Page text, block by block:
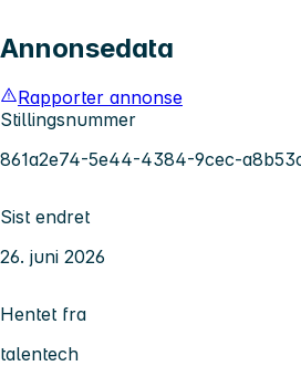
Annonsedata
Rapporter annonse
Stillingsnummer
861a2e74-5e44-4384-9cec-
Sist endret
26. juni 2026
Hentet fra
talentech